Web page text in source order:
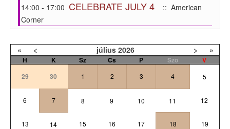
14:00 - 17:00 CELEBRATE JULY 4
:: American
Corner
« < július 2026 > »
H K Sz Cs P Szo
V
29
30 1 2 3 4 5
6 7 8 9 10 11 12
13 14 15 16 17 18 19